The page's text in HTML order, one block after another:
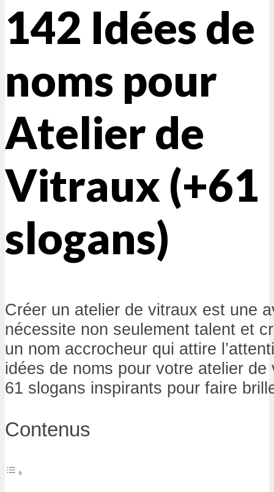
142 Idées de
noms pour
Atelier de
Vitraux (+61
slogans)
Créer un atelier de vitraux est une
nécessite non seulement talent et
un nom accrocheur qui attire
idées de noms pour votre atelier
61 slogans inspirants pour faire
Contenus